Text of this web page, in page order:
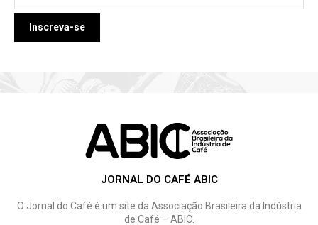
JORNAL DO CAFÉ ABIC
O Jornal do Café é um site da Associação Brasileira da Indústria
de Café – ABIC.